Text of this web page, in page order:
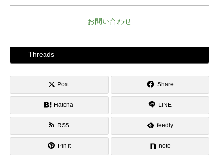
お問い合わせ
Threads
Post Share
Hatena LINE
RSS feedly
Pin it note